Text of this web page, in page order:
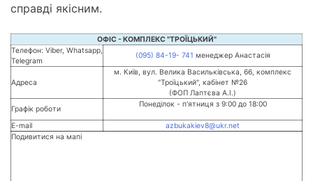
справді якісним.
ОФІС - КОМПЛЕКС "ТРОЇЦЬКИЙ"
Телефон: Viber, Whatsapp,
Telegram
(095) 84-19- 741 менеджер Анастасія
Адреса
м. Київ, вул. Велика Васильківська, 66, комплекс
"Троїцький", кабінет №26
(ФОП Лаптєва А.І.)
Графік роботи
Понеділок - п'ятниця з 9:00 до 18:00
E-mail
azbukakiev8@ukr.net
Подивитися на мапі